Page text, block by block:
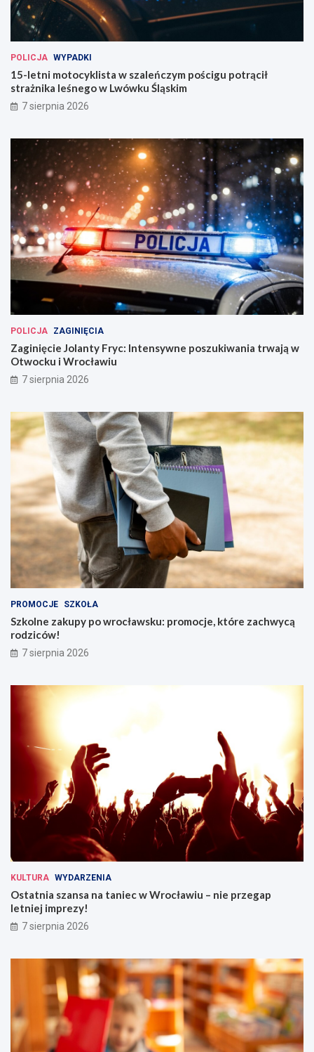
n
POLICJA WYPADKI
15-letni motocyklista w szaleńczym pościgu potrącił
strażnika leśnego w Lwówku Śląskim
7 sierpnia 2026
POLICJA ZAGINIĘCIA
Zaginięcie Jolanty Fryc: Intensywne poszukiwania trwają w
Otwocku i Wrocławiu
7 sierpnia 2026
PROMOCJE SZKOŁA
Szkolne zakupy po wrocławsku: promocje, które zachwycą
rodziców!
7 sierpnia 2026
KULTURA WYDARZENIA
Ostatnia szansa na taniec w Wrocławiu – nie przegap
letniej imprezy!
7 sierpnia 2026